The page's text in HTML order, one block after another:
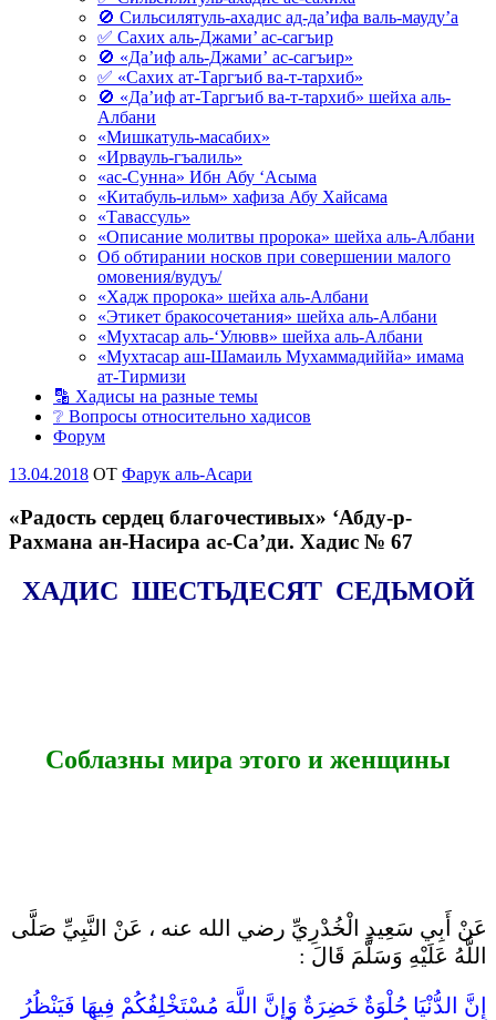
🚫 Сильсилятуль-ахадис ад-да’ифа валь-мауду’а
✅ Сахих аль-Джами’ ас-сагъир
🚫 «Да’иф аль-Джами’ ас-сагъир»
✅ «Сахих ат-Таргъиб ва-т-тархиб»
🚫 «Да’иф ат-Таргъиб ва-т-тархиб» шейха аль-
Албани
«Мишкатуль-масабих»
«Ирвауль-гъалиль»
«ас-Сунна» Ибн Абу ‘Асыма
«Китабуль-ильм» хафиза Абу Хайсама
«Тавассуль»
«Описание молитвы пророка» шейха аль-Албани
Об обтирании носков при совершении малого
омовения/вудуъ/
«Хадж пророка» шейха аль-Албани
«Этикет бракосочетания» шейха аль-Албани
«Мухтасар аль-‘Улювв» шейха аль-Албани
«Мухтасар аш-Шамаиль Мухаммадиййа» имама
ат-Тирмизи
🔡 Хадисы на разные темы
❔ Вопросы относительно хадисов
Форум
Опубликовано
13.04.2018 OT Фарук аль-Асари
«Радость сердец благочестивых» ‘Абду-р-
Рахмана ан-Насира ас-Са’ди. Хадис № 67
ХАДИС ШЕСТЬДЕСЯТ СЕДЬМОЙ
Соблазны мира этого и женщины
عَنْ أَبِي سَعِيدٍ الْخُدْرِيِّ رضي الله عنه ، عَنْ النَّبِيِّ صَلَّى
اللَّهُ عَلَيْهِ وَسَلَّمَ قَالَ :
إِنَّ الدُّنْيَا حُلْوَةٌ خَضِرَةٌ وَإِنَّ اللَّهَ مُسْتَخْلِفُكُمْ فِيهَا فَيَنْظُرُ